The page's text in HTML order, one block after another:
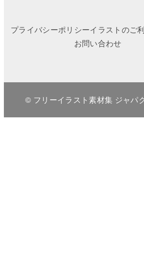
プライバシーポリシーイラストのご
お問い合わせ
© フリーイラスト素材集 ジャパ